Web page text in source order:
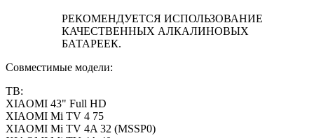
РЕКОМЕНДУЕТСЯ ИСПОЛЬЗОВАНИЕ
КАЧЕСТВЕННЫХ АЛКАЛИНОВЫХ
БАТАРЕЕК.
Совместимые модели:
ТВ:
XIAOMI 43" Full HD
XIAOMI Mi TV 4 75
XIAOMI Mi TV 4A 32 (MSSP0)